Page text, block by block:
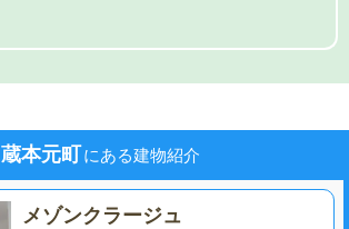
蔵本元町 にある建物紹介
メゾンクラージュ